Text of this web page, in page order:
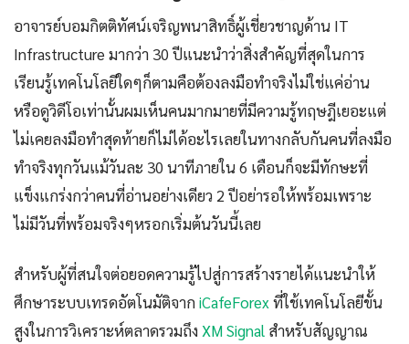
อาจารย์บอมกิตติทัศน์เจริญพนาสิทธิ์ผู้เชี่ยวชาญด้าน IT
Infrastructure มากว่า 30 ปีแนะนำว่าสิ่งสำคัญที่สุดในการ
เรียนรู้เทคโนโลยีใดๆก็ตามคือต้องลงมือทำจริงไม่ใช่แค่อ่าน
หรือดูวิดีโอเท่านั้นผมเห็นคนมากมายที่มีความรู้ทฤษฎีเยอะแต่
ไม่เคยลงมือทำสุดท้ายก็ไม่ได้อะไรเลยในทางกลับกันคนที่ลงมือ
ทำจริงทุกวันแม้วันละ 30 นาทีภายใน 6 เดือนก็จะมีทักษะที่
แข็งแกร่งกว่าคนที่อ่านอย่างเดียว 2 ปีอย่ารอให้พร้อมเพราะ
ไม่มีวันที่พร้อมจริงๆหรอกเริ่มต้นวันนี้เลย
สำหรับผู้ที่สนใจต่อยอดความรู้ไปสู่การสร้างรายได้แนะนำให้
ศึกษาระบบเทรดอัตโนมัติจากiCafeForex ที่ใช้เทคโนโลยีขั้น
สูงในการวิเคราะห์ตลาดรวมถึง XM Signal สำหรับสัญญาณ